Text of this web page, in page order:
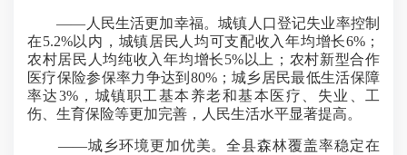
——人民生活更加幸福。城镇人口登记失业率控制
在5.2%以内，城镇居民人均可支配收入年均增长6%；
农村居民人均纯收入年均增长5%以上；农村新型合作
医疗保险参保率力争达到80%；城乡居民最低生活保障
率达3%，城镇职工基本养老和基本医疗、失业、工
伤、生育保险等更加完善，人民生活水平显著提高。
——城乡环境更加优美。全县森林覆盖率稳定在